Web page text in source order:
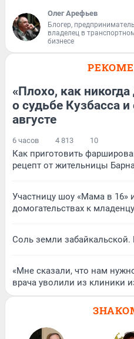
Олег Арефьев
Блогер,
владелец в
бизнесе
«Плохо, как никогда
о судьбе Кузбасса
августе
6 часов 4 813 10
Как приготовить
рецепт от жительницы
Участницу шоу «Мама в 16»
домогательствах к младенцу
Соль земли
«Мне сказали, что нам
врача уволили из клиники